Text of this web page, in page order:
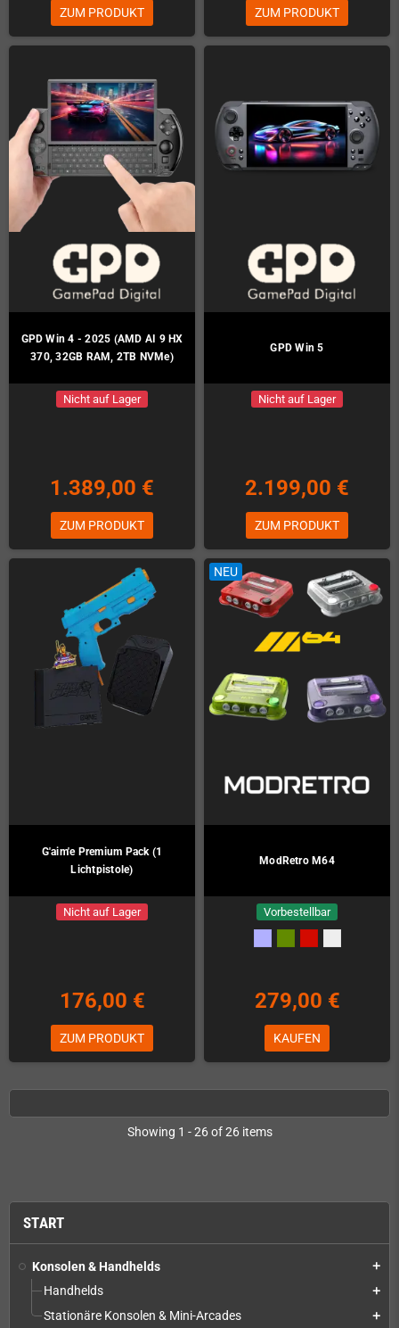
START
Konsolen & Handhelds add
Handhelds add
Stationäre Konsolen & Mini-Arcades add
ZUM PRODUKT ZUM PRODUKT
GPD Win 4 - 2025 (AMD AI 9 HX
370, 32GB RAM, 2TB NVMe)
Nicht auf Lager
1.389,00 €
ZUM PRODUKT
GPD Win 5
Nicht auf Lager
2.199,00 €
ZUM PRODUKT
G'aim'e Premium Pack (1
Lichtpistole)
Nicht auf Lager
176,00 €
ZUM PRODUKT
NEU
ModRetro M64
Vorbestellbar
279,00 €
KAUFEN
Showing 1 - 26 of 26 items